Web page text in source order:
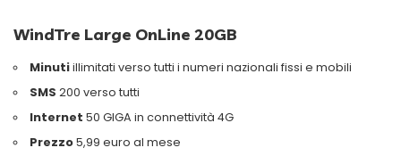
WindTre Large OnLine 20GB
Minutiillimitati verso tutti i numeri nazionali fissi e mobili
SMS 200 verso tutti
Internet 50 GIGA in connettività 4G
Prezzo5,99 euro al mese